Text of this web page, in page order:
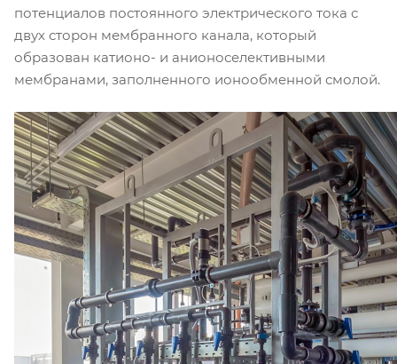
потенциалов постоянного электрического тока с
двух сторон мембранного канала, который
образован катионо- и анионоселективными
мембранами, заполненного ионообменной смолой.